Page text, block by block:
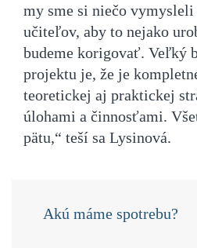
my sme si niečo vymysleli
učiteľov, aby to nejako
budeme korigovať. Veľký
projektu je, že je
teoretickej aj praktickej
úlohami a činnosťami.
pätu,“ teší sa Lysinová.
Akú máme spotrebu?